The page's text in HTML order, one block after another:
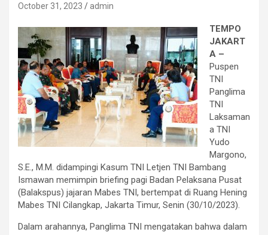
October 31, 2023 admin
TEMPO
JAKART
A –
Puspen
TNI
Panglima
TNI
Laksaman
a TNI
Yudo
Margono,
S.E., M.M. didampingi Kasum TNI Letjen TNI Bambang
Ismawan memimpin briefing pagi Badan Pelaksana Pusat
(Balakspus) jajaran Mabes TNI, bertempat di Ruang Hening
Mabes TNI Cilangkap, Jakarta Timur, Senin (30/10/2023).
Dalam arahannya, Panglima TNI mengatakan bahwa dalam